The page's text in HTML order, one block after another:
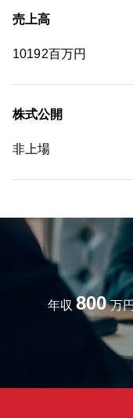
売上高
10192百万円
株式公開
非上場
年収 800 万